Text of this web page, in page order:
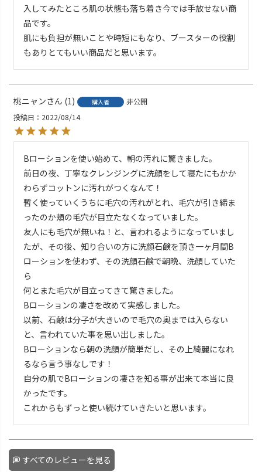
入してみたところ肌の状態も落ち着き今では手放せない商
品です。
肌にも負担が無いことや時短にもなり、ブースターの役割
もありとてもいい商品だと思います。
桃ニャン 1 購入者
非公開
投稿日
2022/08/14
Bローションを使い始めて、朝の汚れに驚きました。
前日の夜、丁寧なクレンジングに洗顔をして寝たにもかか
わらずコットンに汚れがつくなんて！
暫く使っていくうちに毛穴の汚れがとれ、毛穴が引き締ま
ったのか頬の毛穴が目立たなくなっていました。
友人にも毛穴が無いね！と、言われるようになっていまし
たが、その後、知り合いの方に洗顔石鹸を頂き一ヶ月間B
ローションを使わず、その洗顔石鹸で朝晩、洗顔していた
ら
何とまた毛穴が目立ってきて驚きました。
Bローションの凄さを改めて実感しました。
以前、石鹸は分子が大きいので毛穴の奥までは入らない
と、言われていた事を思い出しました。
Bローションなら朝の洗顔が簡単だし、その上綺麗になれ
るなら言う事なしです！
自分の肌でBローションの凄さを知る事が出来て本当に良
かったです。
これからもずっと使い続けていきたいと思います。
すべてのレビューを見る